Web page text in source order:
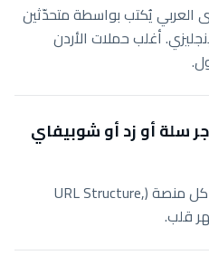
العربي يُكتب بواسطة متحدّثين
أغلب حملات الأردن
سلة أو زد أو شوبيفاي
نعم. نعرف خصوصيات السيو في كل منصة (URL Structure,